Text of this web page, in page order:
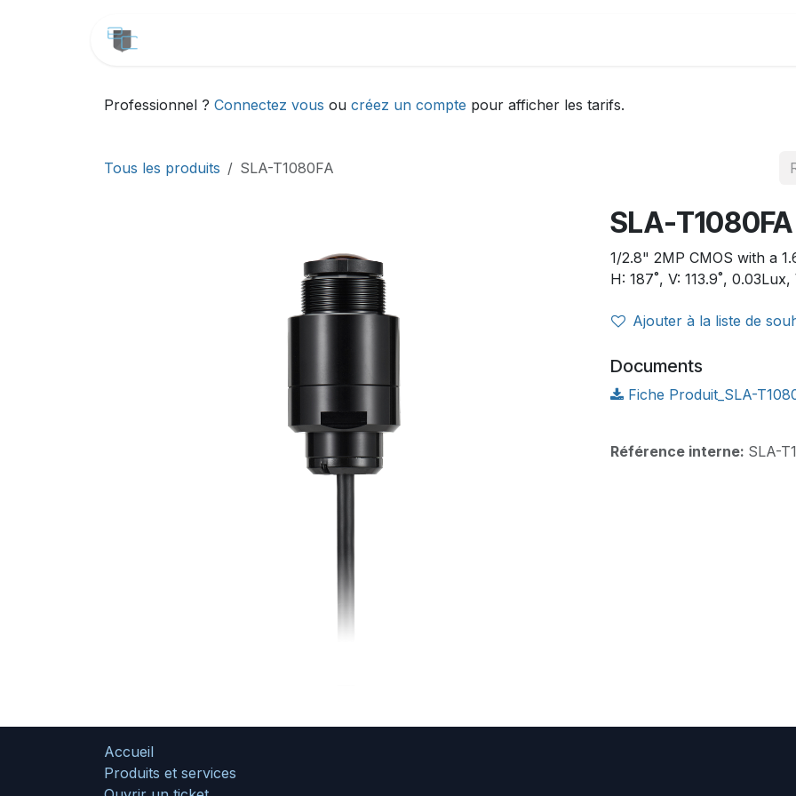
Professionnel ? Connectez vous ou créez un compte pour afficher les tarifs.
Tous les produits SLA-T1080FA
SLA-T1080FA
1/2.8" 2MP CMOS with a
H: 187˚, V: 113.9˚,
Ajouter à la liste de
Documents
Fiche Produit_SLA-
Référence interne: SLA-
Accueil
Produits et services